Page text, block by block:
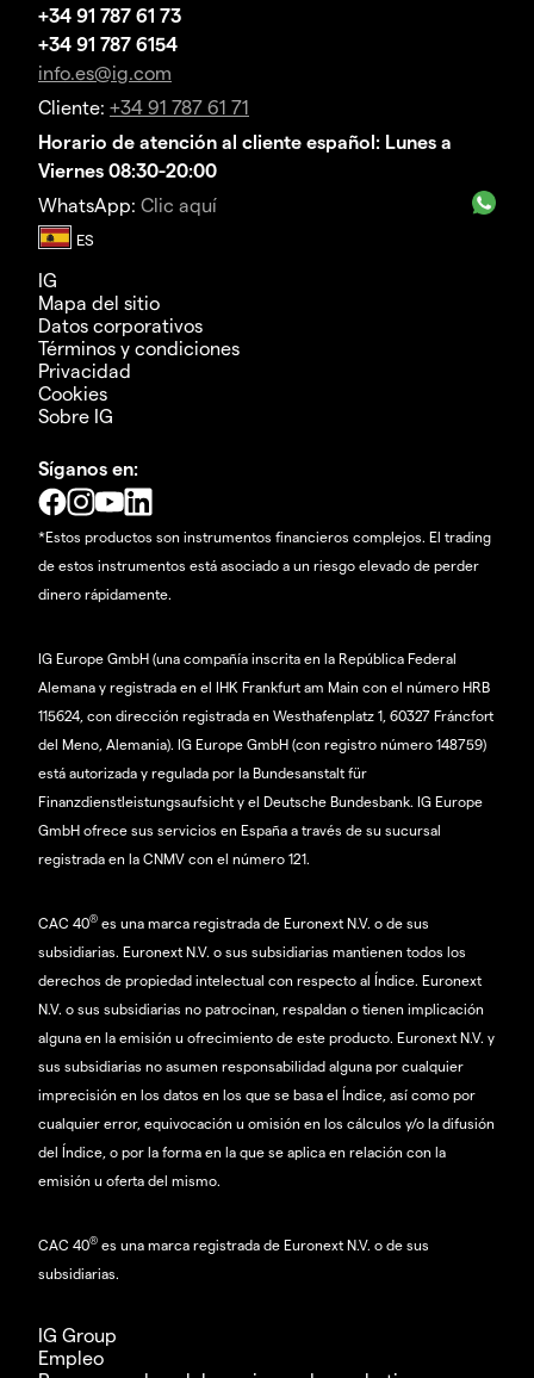
+34 91 787 61 73
+34 91 787 6154
info.es@ig.com
Cliente: +34 91 787 61 71
Horario de atención al cliente español: Lunes a
Viernes 08:30-20:00
WhatsApp: Clic aquí
IG
Mapa del sitio
Datos corporativos
Términos y condiciones
Privacidad
Cookies
Sobre IG
Síganos en:
*Estos productos son instrumentos financieros complejos. El trading
de estos instrumentos está asociado a un riesgo elevado de perder
dinero rápidamente.
IG Europe GmbH (una compañía inscrita en la República Federal
Alemana y registrada en el IHK Frankfurt am Main con el número HRB
115624, con dirección registrada en Westhafenplatz 1, 60327 Fráncfort
del Meno, Alemania). IG Europe GmbH (con registro número 148759)
está autorizada y regulada por la Bundesanstalt für
Finanzdienstleistungsaufsicht y el Deutsche Bundesbank. IG Europe
GmbH ofrece sus servicios en España a través de su sucursal
registrada en la CNMV con el número 121.
CAC 40® es una marca registrada de Euronext N.V. o de sus
subsidiarias. Euronext N.V. o sus subsidiarias mantienen todos los
derechos de propiedad intelectual con respecto al Índice. Euronext
N.V. o sus subsidiarias no patrocinan, respaldan o tienen implicación
alguna en la emisión u ofrecimiento de este producto. Euronext N.V. y
sus subsidiarias no asumen responsabilidad alguna por cualquier
imprecisión en los datos en los que se basa el Índice, así como por
cualquier error, equivocación u omisión en los cálculos y/o la difusión
del Índice, o por la forma en la que se aplica en relación con la
emisión u oferta del mismo.
CAC 40® es una marca registrada de Euronext N.V. o de sus
subsidiarias.
IG Group
Empleo